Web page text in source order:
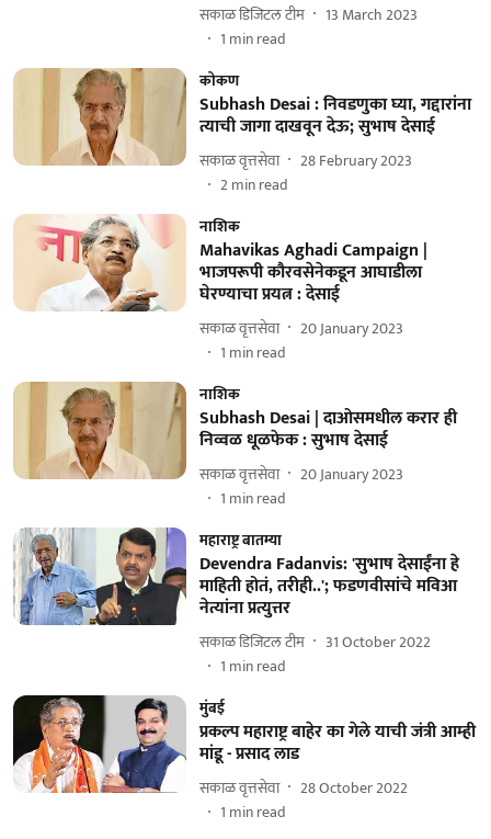
सकाळ डिजिटल टीम
13 March 2023
1 min read
कोकण
Subhash Desai : निवडणुका घ्या, गद्दारांना
त्याची जागा दाखवून देऊ; सुभाष देसाई
सकाळ वृत्तसेवा
28 February 2023
2min read
नाशिक
Mahavikas Aghadi Campaign |
भाजपरूपी कौरवसेनेकडून आघाडीला
घेरण्याचा प्रयत्न : देसाई
सकाळ वृत्तसेवा
20 January 2023
1 min read
नाशिक
Subhash Desai | दाओसमधील करार ही
निव्वळ धूळफेक : सुभाष देसाई
सकाळ वृत्तसेवा
20 January 2023
1 min read
महाराष्ट्र बातम्या
Devendra Fadanvis: 'सुभाष देसाईंना हे
माहिती होतं, तरीही..'; फडणवीसांचे मविआ
नेत्यांना प्रत्युत्तर
सकाळ डिजिटल टीम
31 October 2022
1 min read
मुंबई
प्रकल्प महाराष्ट्र बाहेर का गेले याची जंत्री आम्ही
मांडू - प्रसाद लाड
सकाळ वृत्तसेवा
28 October 2022
1 min read